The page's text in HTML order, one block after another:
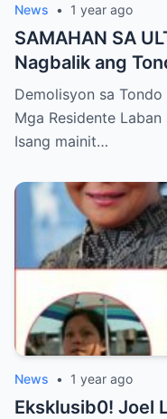
News • 1 year ago
SAMAHAN SA
Nagbalik ang
Tension:
Demolition Order
Demolisyon sa
Mga Residente
Isang mainit…
News • 1 year ago
Eksklusib0! Joel